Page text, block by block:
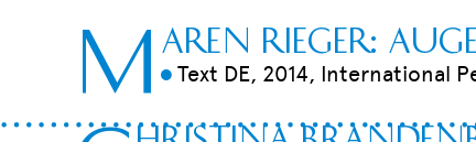
M aren Rieger:
9 Text DE, 2014, International